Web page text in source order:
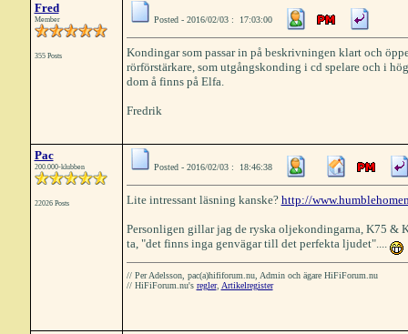
Fred
Member
355 Posts
Posted - 2016/02/03 : 17:03:00
Kondingar som passar in på beskrivningen klart och
rörförstärkare, som utgångskonding i cd spelare och i
dom å finns på Elfa.
Fredrik
Pac
200.000-klubben
22026 Posts
Posted - 2016/02/03 : 18:46:38
Lite intressant läsning kanske? http://
Personligen gillar jag de ryska oljekondingarna, K75 &
ta, "det finns inga genvägar till det perfekta ljudet"....
// Per Adelsson, pac(a)hififorum.nu, Admin och ägare HiFiForum.nu
// HiFiForum.nu's regler, Artikelregister